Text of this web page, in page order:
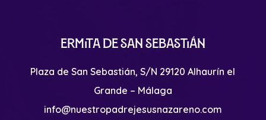
Ermita de San Sebastián
Plaza de San Sebastián, S/N 29120 Alhaurín el
Grande – Málaga
info@nuestropadrejesusnazareno.com